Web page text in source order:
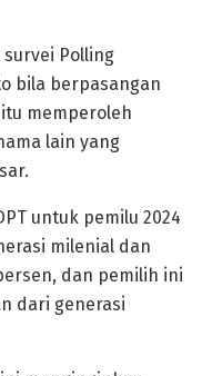
Polling
bila berpasangan
memperoleh
lain yang
untuk pemilu 2024
milenial dan
dan pemilih ini
dari generasi